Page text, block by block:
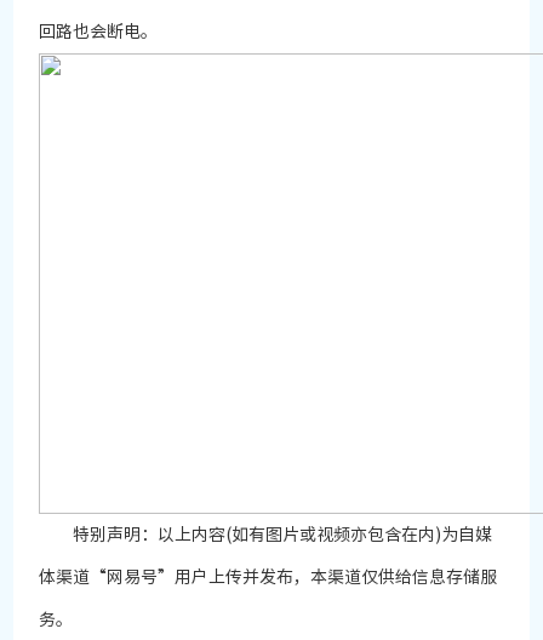
回路也会断电。
特别声明：以上内容(如有图片或视频亦包含在内)为自媒
体渠道“网易号”用户上传并发布，本渠道仅供给信息存储服
务。